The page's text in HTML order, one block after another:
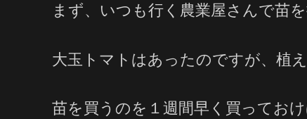
まず、いつも行く農業屋さんで苗を
大玉トマトはあったのですが、植
苗を買うのを１週間早く買っておけ